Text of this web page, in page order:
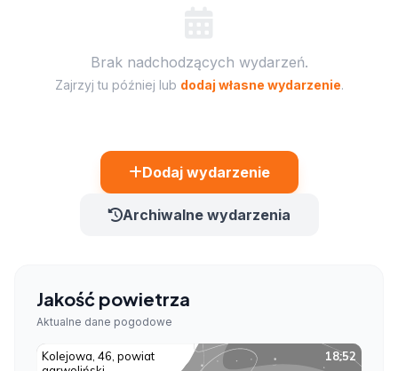
Brak nadchodzących wydarzeń.
Zajrzyj tu później lub dodaj własne wydarzenie.
Dodaj wydarzenie
Archiwalne wydarzenia
Jakość powietrza
Aktualne dane pogodowe